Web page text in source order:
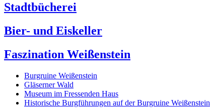
Stadtbücherei
Bier- und Eiskeller
Faszination Weißenstein
Burgruine Weißenstein
Gläserner Wald
Museum im Fressenden Haus
Historische Burgführungen auf der Burgruine Weißenstein